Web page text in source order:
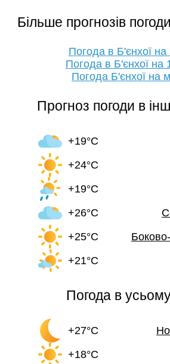
Більше прогнозів
Погода в Б'єнхої на
Погода в Б'єнхої на
Погода Б'єнхої на
Прогноз погоди в
+19°C
+24°C
+19°C
+26°C
+25°C
+21°C
Погода в усьому
+27°C
+18°C